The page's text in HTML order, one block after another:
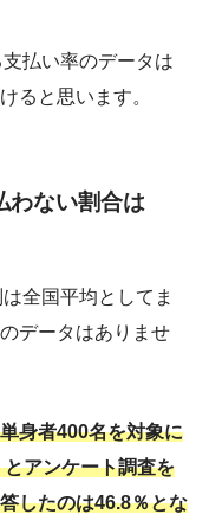
払い率のデータは
ると思います。
わない割合は
全国平均としてま
データはありませ
身者400名を対象に
アンケート調査を
したのは46.8％とな